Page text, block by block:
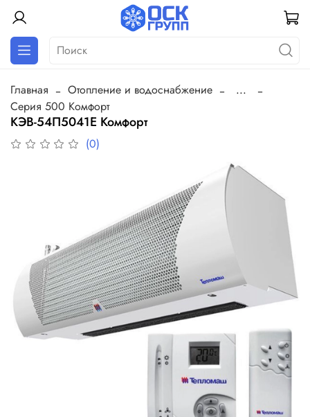
Главная Отопление и водоснабжение
...
Серия 500 Комфорт
КЭВ-54П5041Е Комфорт
(0)